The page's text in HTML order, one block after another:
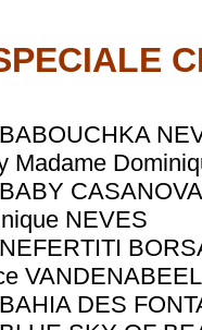
BABOUCHKA
Madame
BABY
NEVES
NEFERTITI
BAHIA DES